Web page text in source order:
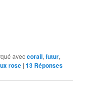
aveccorail,futur,
rose |13 Réponses